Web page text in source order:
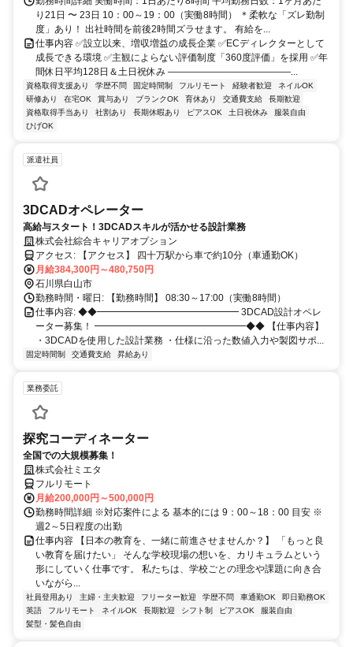
り21日 〜 23日 10：00～19：00（実働8時間） ＊柔軟な「ズレ勤制
度」あり！ 出社時間を前後2時間ズラせます。 有給を...
仕事内容 ✅設立以来、増収増益の成長企業 ✅ECディレクターとして
成長できる環境 ✅主観によらない評価制度「360度評価」を採用 ✅年
間休日平均128日＆土日祝休み ―――――――――――――...
資格取得支援あり 学歴不問 固定時間制 フルリモート 経験者歓迎
ネイルOK
研修あり
在宅OK 賞与あり ブランクOK 育休あり 交通費支給
長期歓迎
資格取得手当あり
社割あり 長期休暇あり ピアスOK 土日祝休み
服装自由
ひげOK
派遣社員
3DCADオペレーター
高給与スタート！3DCADスキルが活かせる設計業務
株式会社綜合キャリアオプション
アクセス: 【アクセス】 四十万駅から車で約10分（車通勤OK）
月給384,300円～480,750円
石川県白山市
勤務時間・曜日: 【勤務時間】 08:30～17:00（実働8時間）
仕事内容: ◆◆━━━━━━━━━━━━━━━ 3DCAD設計オペレ
ーター募集！ ━━━━━━━━━━━━━━━━◆◆ 【仕事内容】
・3DCADを使用した設計業務 ・仕様に沿った数値入力や製図サポ...
固定時間制 交通費支給 昇給あり
業務委託
探究コーディネーター
全国での大規模募集！
株式会社ミエタ
フルリモート
月給200,000円～500,000円
勤務時間詳細 ※対応案件による 基本的には 9：00～18：00 目安 ※
週2～5日程度の出勤
仕事内容 【日本の教育を、一緒に前進させませんか？】 「もっと良
い教育を届けたい」 そんな学校現場の想いを、カリキュラムという
形にしていく仕事です。 私たちは、学校ごとの理念や課題に向き合
いながら...
社員登用あり 主婦・主夫歓迎 フリーター歓迎 学歴不問 車通勤OK
即日勤務OK
英語
フルリモート ネイルOK 長期歓迎 シフト制 ピアスOK
服装自由
髪型・髪色自由